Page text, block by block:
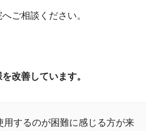
ご相談ください。
改善しています。
するのが困難に感じる方が来